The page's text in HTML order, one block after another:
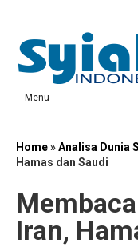
Home»Analisa Dunia
Hamas dan Saudi
Iran,